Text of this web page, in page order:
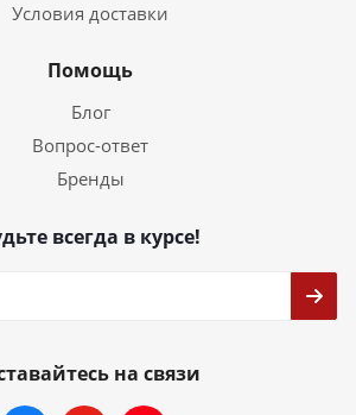
Условия доставки
Помощь
Блог
Вопрос-ответ
Бренды
всегда в курсе!
на связи